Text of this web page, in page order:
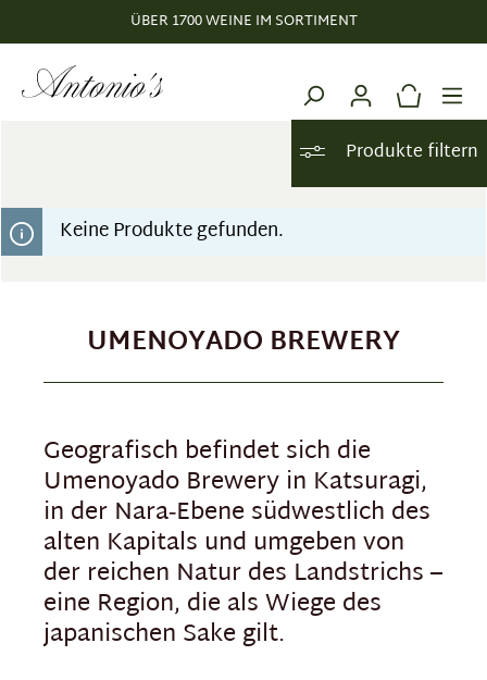
ÜBER 1700 WEINE IM SORTIMENT
Produkte filtern
Keine Produkte gefunden.
UMENOYADO BREWERY
Geografisch befindet sich die
Umenoyado Brewery in Katsuragi,
in der Nara‑Ebene südwestlich des
alten Kapitals und umgeben von
der reichen Natur des Landstrichs –
eine Region, die als Wiege des
japanischen Sake gilt.